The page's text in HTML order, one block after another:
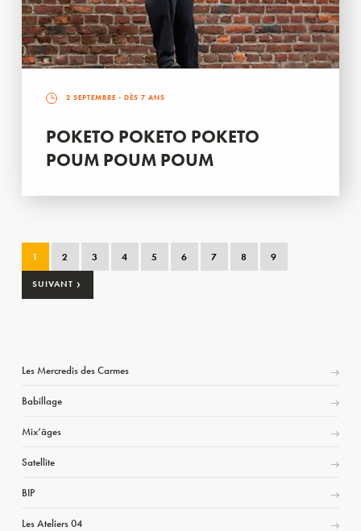
2 SEPTEMBRE - DÈS 7 ANS
POKETO POKETO POKETO
POUM POUM POUM
1 2 3 4 5 6 7 8 9
SUIVANT ›
Les Mercredis des Carmes
Babillage
Mix’âges
Satellite
BIP
Les Ateliers 04